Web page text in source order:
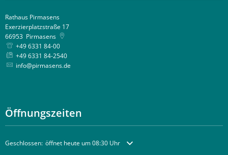
Rathaus Pirmasens
Exerzierplatzstraße 17
66953 Pirmasens
+49 6331 84-00
+49 6331 84-2540
info@pirmasens.de
Öffnungszeiten
Klicken, um weitere Öffnungs- oder Schließzeiten auszublenden
Geschlossen: öffnet heute um 08:30 Uhr